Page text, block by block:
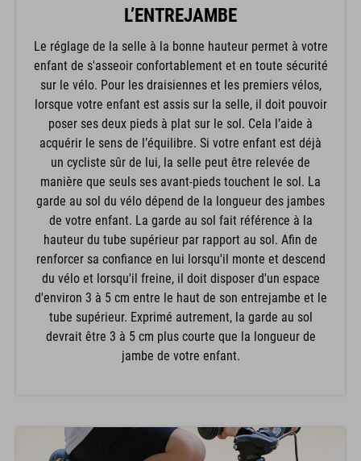
L’ENTREJAMBE
Le réglage de la selle à la bonne hauteur permet à votre
enfant de s'asseoir confortablement et en toute sécurité
sur le vélo. Pour les draisiennes et les premiers vélos,
lorsque votre enfant est assis sur la selle, il doit pouvoir
poser ses deux pieds à plat sur le sol. Cela l’aide à
acquérir le sens de l’équilibre. Si votre enfant est déjà
un cycliste sûr de lui, la selle peut être relevée de
manière que seuls ses avant-pieds touchent le sol. La
garde au sol du vélo dépend de la longueur des jambes
de votre enfant. La garde au sol fait référence à la
hauteur du tube supérieur par rapport au sol. Afin de
renforcer sa confiance en lui lorsqu'il monte et descend
du vélo et lorsqu'il freine, il doit disposer d'un espace
d'environ 3 à 5 cm entre le haut de son entrejambe et le
tube supérieur. Exprimé autrement, la garde au sol
devrait être 3 à 5 cm plus courte que la longueur de
jambe de votre enfant.